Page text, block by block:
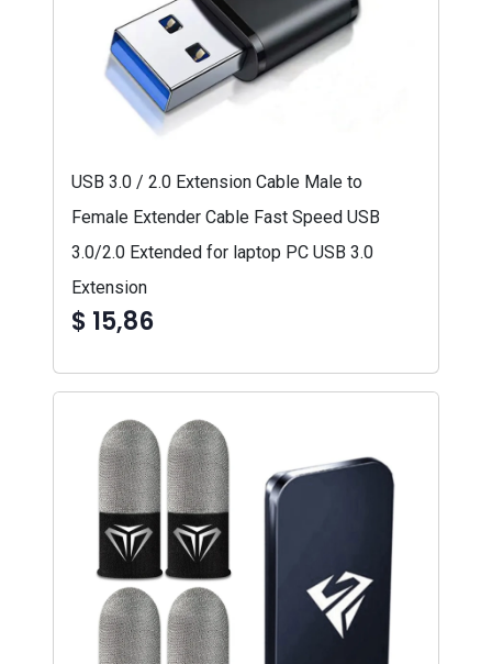
USB 3.0 / 2.0 Extension Cable Male to
Female Extender Cable Fast Speed USB
3.0/2.0 Extended for laptop PC USB 3.0
Extension
$ 15,86